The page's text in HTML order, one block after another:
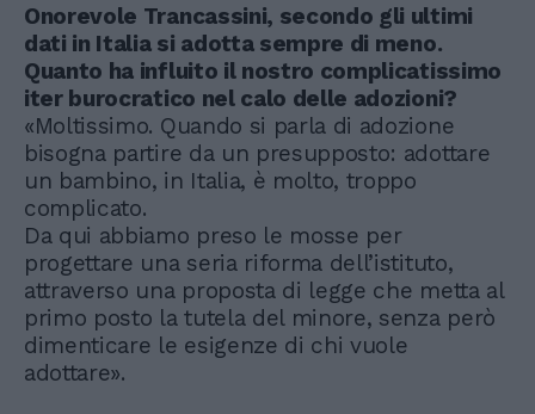
Onorevole Trancassini, secondo gli ultimi
dati in Italia si adotta sempre di meno.
Quanto ha influito il nostro complicatissimo
iter burocratico nel calo delle adozioni?
«Moltissimo. Quando si parla di adozione
bisogna partire da un presupposto: adottare
un bambino, in Italia, è molto, troppo
complicato.
Da qui abbiamo preso le mosse per
progettare una seria riforma dell’istituto,
attraverso una proposta di legge che metta al
primo posto la tutela del minore, senza però
dimenticare le esigenze di chi vuole
adottare».